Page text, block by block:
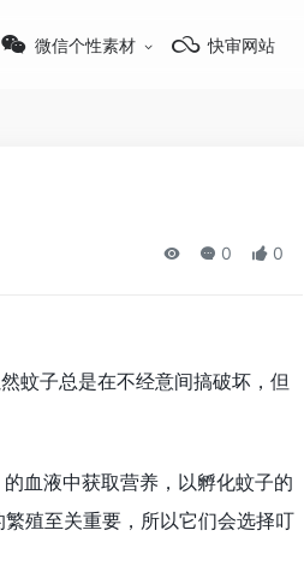
微信个性素材 快审网站
0 0
蚊子总是在不经意间搞破坏，但
血液中获取营养，以孵化蚊子的
殖至关重要，所以它们会选择叮